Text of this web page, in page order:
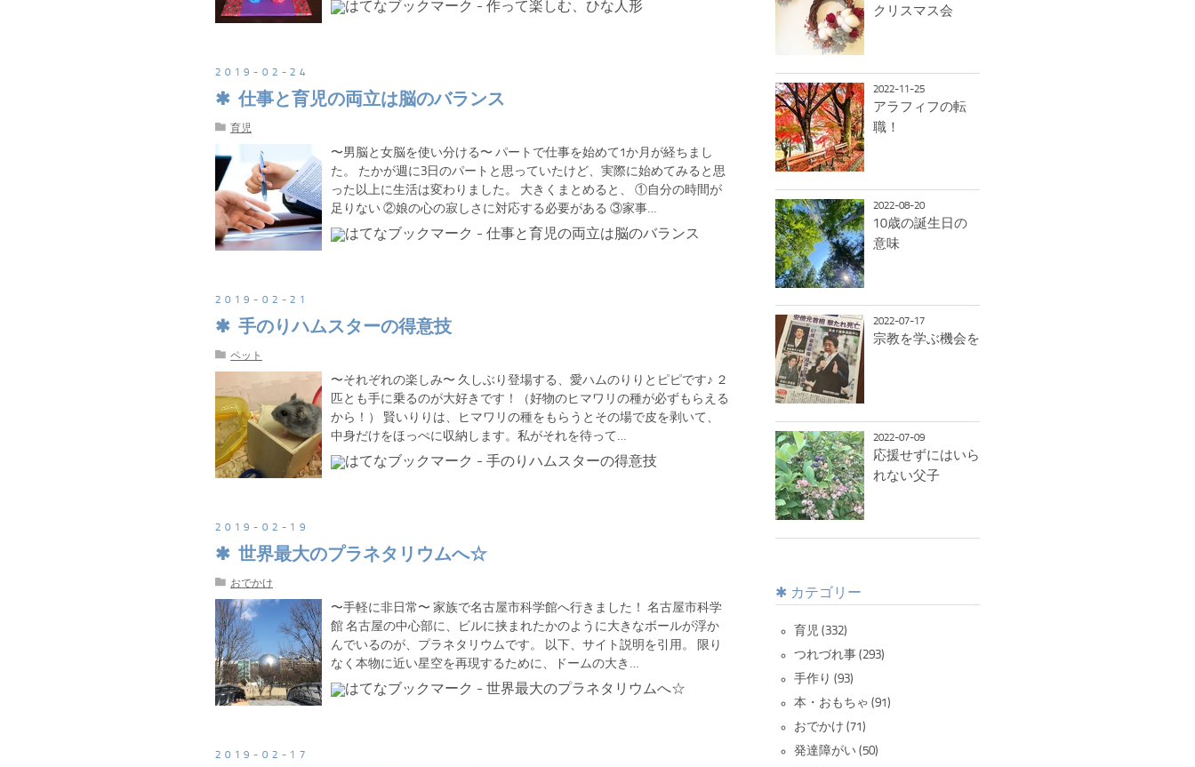
2019-02 -24
仕事と育児の両立は脳のバランス
育児
〜男脳と女脳を使い分ける〜 パートで仕事を始めて1か月が経ちまし
た。 たかが週に3日のパートと思っていたけど、実際に始めてみると思
った以上に生活は変わりました。 大きくまとめると、 ①自分の時間が
足りない ②娘の心の寂しさに対応する必要がある ③家事…
2019-02 -21
手のりハムスターの得意技
ペット
〜それぞれの楽しみ〜 久しぶり登場する、愛ハムのりりとピピです♪ ２
匹とも手に乗るのが大好きです！（好物のヒマワリの種が必ずもらえる
から！） 賢いりりは、ヒマワリの種をもらうとその場で皮を剥いて、
中身だけをほっぺに収納します。私がそれを待って…
2019-02 - 19
世界最大のプラネタリウムへ☆
おでかけ
〜手軽に非日常〜 家族で名古屋市科学館へ行きました！ 名古屋市科学
館 名古屋の中心部に、ビルに挟まれたかのように大きなボールが浮か
んでいるのが、プラネタリウムです。 以下、サイト説明を引用。 限り
なく本物に近い星空を再現するために、ドームの大き…
2019-02 - 17
クリスマス会
2022-11-25
アラフィフの転
職！
2022-08-20
10歳の誕生日の
意味
2022-07-17
宗教を学ぶ機会を
2022-07-09
応援せずにはいら
れない父子
カテゴリー
育児 (332)
つれづれ事 (293)
手作り (93)
本・おもちゃ (91)
おでかけ (71)
発達障がい (50)